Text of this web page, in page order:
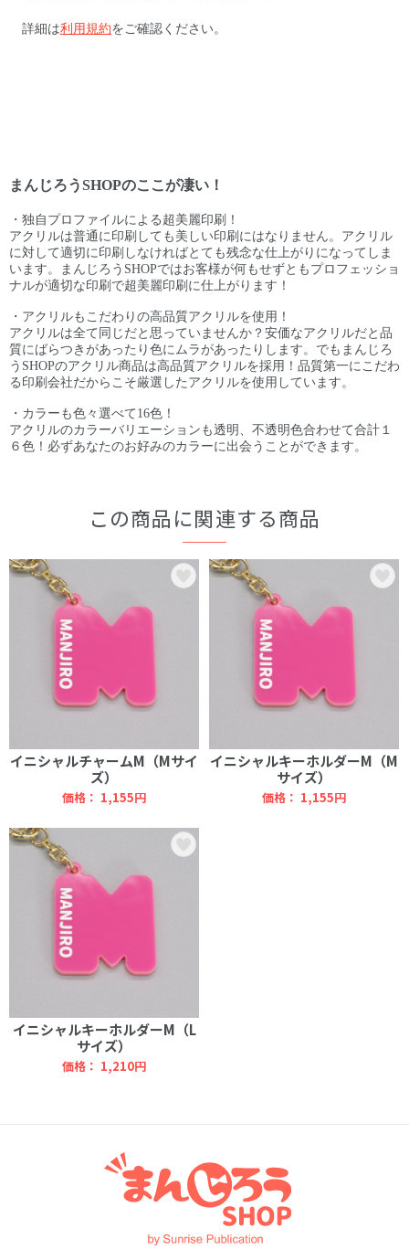
詳細は利用規約をご確認ください。
まんじろうSHOPのここが凄い！
・独自プロファイルによる超美麗印刷！
アクリルは普通に印刷しても美しい印刷にはなりません。アクリル
に対して適切に印刷しなければとても残念な仕上がりになってしま
います。まんじろうSHOPではお客様が何もせずともプロフェッショ
ナルが適切な印刷で超美麗印刷に仕上がります！
・アクリルもこだわりの高品質アクリルを使用！
アクリルは全て同じだと思っていませんか？安価なアクリルだと品
質にばらつきがあったり色にムラがあったりします。でもまんじろ
うSHOPのアクリル商品は高品質アクリルを採用！品質第一にこだわ
る印刷会社だからこそ厳選したアクリルを使用しています。
・カラーも色々選べて16色！
アクリルのカラーバリエーションも透明、不透明色合わせて合計１
６色！必ずあなたのお好みのカラーに出会うことができます。
この商品に関連する商品
イニシャルチャームM（Mサイ
ズ）
価格： 1,155円
イニシャルキーホルダーM（M
サイズ）
価格： 1,155円
イニシャルキーホルダーM（L
サイズ）
価格： 1,210円